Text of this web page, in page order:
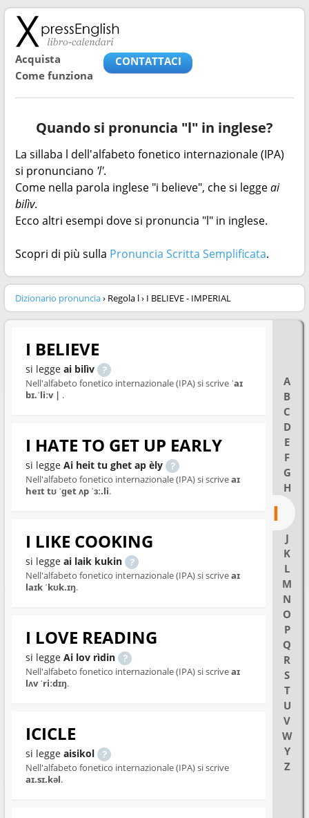
Acquista
Come funziona
CONTATTACI
Quando si pronuncia "l" in inglese?
La sillaba l dell'alfabeto fonetico internazionale (IPA)
si pronunciano 'l'.
Come nella parola inglese "i believe", che si leggeai
bilìv.
Ecco altri esempi dove si pronuncia "l" in inglese.
Scopri di più sulla Pronuncia Scritta Semplificata.
Dizionario pronuncia› Regola l › I BELIEVE - IMPERIAL
A
B
C
D
E
F
G
H
I
J
K
L
M
N
O
P
Q
R
S
T
U
V
W
Y
Z
I BELIEVE
si legge ai bilìv
Nell'alfabeto fonetico internazionale (IPA) si scrive ˈaɪ
bɪ.ˈliːv | .
I HATE TO GET UP EARLY
si legge Ai heit tu ghet ap èly
Nell'alfabeto fonetico internazionale (IPA) si scriveaɪ
heɪt tʊ ˈɡet ʌp ˈɜː.li.
I LIKE COOKING
si legge ai laik kukin
Nell'alfabeto fonetico internazionale (IPA) si scriveaɪ
laɪk ˈkʊk.ɪŋ.
I LOVE READING
si legge Ai lov rìdin
Nell'alfabeto fonetico internazionale (IPA) si scriveaɪ
lʌv ˈriːdɪŋ.
ICICLE
si legge aisikol
Nell'alfabeto fonetico internazionale (IPA) si scrive
aɪ.sɪ.kəl.